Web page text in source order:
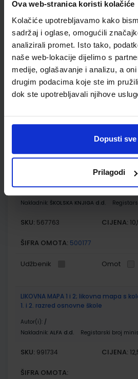
Ova web-stranica koristi kolačiće
Kolačiće upotrebljavamo kako
sadržaj i oglase, omogućili
analizirali promet. Isto tako,
naše web-lokacije dijelimo s
medije, oglašavanje i analizu, a
drugim podacima koje ste im
dok ste upotrebljavali njihove
Dopusti sve
Prilagodi
MOJ SRETNI BROJ 2; nastavni listići
drugome razredu osnovne škole
Autor(i): Sanja Jakovljević Rogić
Nakladnik: ŠKOLSKA KNJIGA d.d.
SKU:567074 CIJENA:
Udžbenik
RAZIGRANI ZVUCI 2; radni udžbenik
Nakladnik: ŠKOLSKA KNJIGA d.d.
SKU: 567763 CIJENA:
ŠIFRA OMOTA: 500177
Udžbenik Omot
LIKOVNA MAPA 1 i 2; likovna mapa s
1. i 2. razred osnovne škole
Autor(i): /
Nakladnik: ALFA d.d. Registarski broj
SKU: 991734 CIJENA:
ŠIFRA OMOTA: